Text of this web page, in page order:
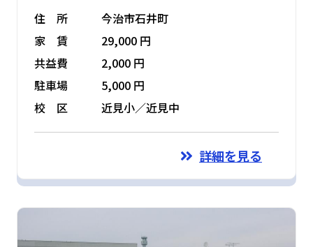
住 所
今治市石井町
家 賃
29,000 円
共益費
2,000 円
駐車場
5,000 円
校 区
近見小／近見中
詳細を見る